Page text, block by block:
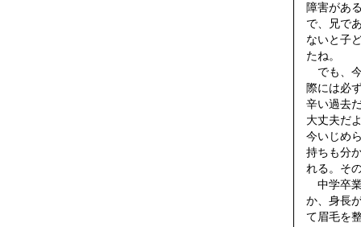
障害があ
で、兄で
ないと子
たね。
でも、今
際には必
辛い過去
大丈夫だ
今いじめ
持ちも分
れる。そ
中学卒
か、身長
て眉毛を